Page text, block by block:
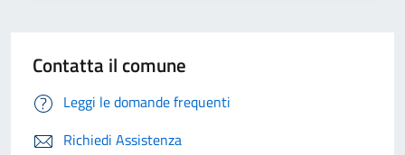
Contatta il comune
Leggi le domande frequenti
Richiedi Assistenza